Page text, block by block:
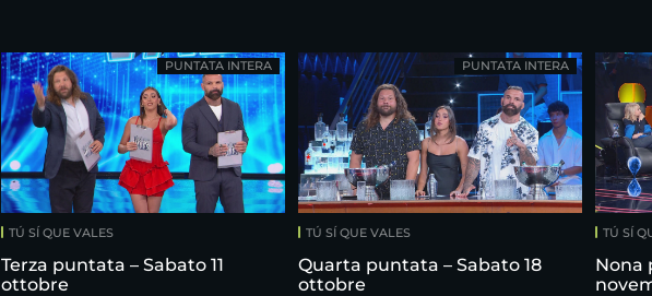
TÚ SÍ QUE VALES
Terza puntata – Sabato 11
ottobre
PUNTATA INTERA
TÚ SÍ QUE VALES
Quarta puntata – Sabato 18
ottobre
PUNTATA INTERA
TÚ SÍ
Nona